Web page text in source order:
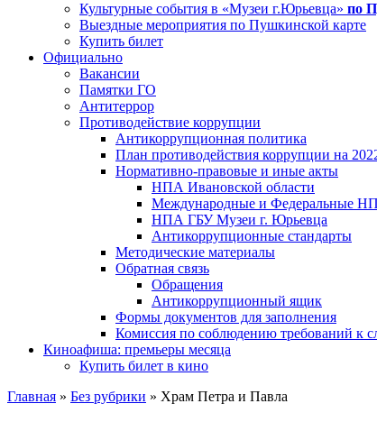
Культурные события в «Музеи г.Юрьевца» по
Выездные мероприятия по Пушкинской карте
Купить билет
Официально
Вакансии
Памятки ГО
Антитеррор
Противодействие коррупции
Антикоррупционная политика
План противодействия коррупции на
Нормативно-правовые и иные акты
НПА Ивановской области
Международные и Федеральные
НПА ГБУ Музеи г. Юрьевца
Антикоррупционные стандарты
Методические материалы
Обратная связь
Обращения
Антикоррупционный ящик
Формы документов для заполнения
Комиссия по соблюдению требований к
Киноафиша: премьеры месяца
Купить билет в кино
Главная » Без рубрики » Храм Петра и Павла